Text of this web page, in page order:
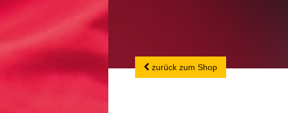
zurück zum Shop
zurück zum Shop